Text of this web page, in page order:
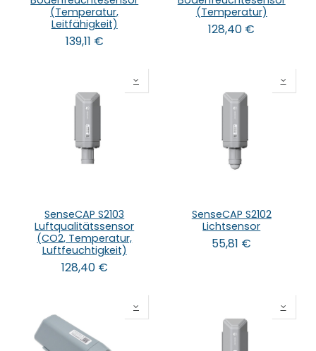
(Temperatur,
Leitfähigkeit)
139,11 €
(Temperatur)
128,40 €
SenseCAP S2103
Luftqualitätssensor
(CO2, Temperatur,
Luftfeuchtigkeit)
128,40€
SenseCAP S2102
Lichtsensor
55,81 €